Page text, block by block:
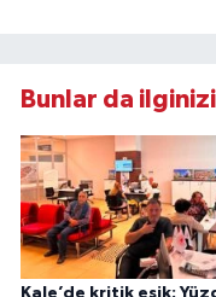
Bunlar da